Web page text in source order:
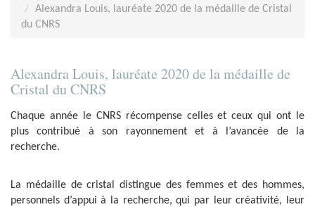
Alexandra Louis, lauréate 2020 de la médaille de Cristal
du CNRS
Alexandra Louis, lauréate 2020 de la médaille de
Cristal du CNRS
Chaque année le CNRS récompense celles et ceux qui ont le
plus contribué à son rayonnement et à l’avancée de la
recherche.
La médaille de cristal distingue des femmes et des hommes,
personnels d’appui à la recherche, qui par leur créativité, leur